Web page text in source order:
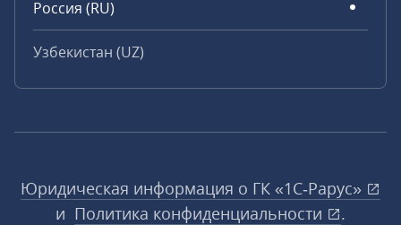
Россия (RU)
Узбекистан (UZ)
Юридическая информация о ГК «1С‑Рарус»
и Политика конфиденциальности
.